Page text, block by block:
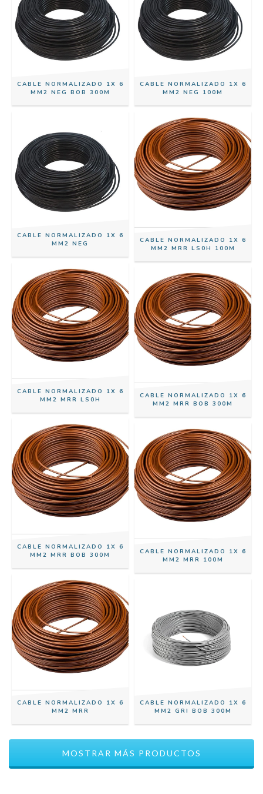
CABLE NORMALIZADO 1X 6
MM2 NEG BOB 300M
CABLE NORMALIZADO 1X 6
MM2 NEG 100M
CABLE NORMALIZADO 1X 6
MM2 NEG
CABLE NORMALIZADO 1X 6
MM2 MRR LS0H 100M
CABLE NORMALIZADO 1X 6
MM2 MRR LS0H
CABLE NORMALIZADO 1X 6
MM2 MRR BOB 300M
CABLE NORMALIZADO 1X 6
MM2 MRR BOB 300M
CABLE NORMALIZADO 1X 6
MM2 MRR 100M
CABLE NORMALIZADO 1X 6
MM2 MRR
CABLE NORMALIZADO 1X 6
MM2 GRI BOB 300M
MOSTRAR MÁS PRODUCTOS